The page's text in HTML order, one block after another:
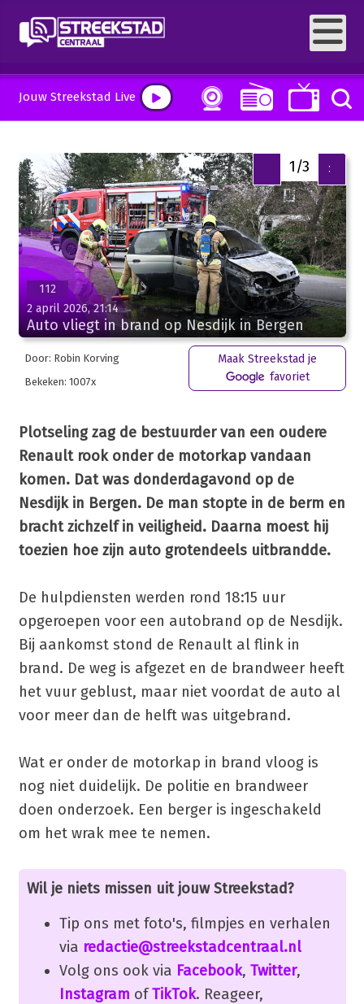
Jouw Streekstad Live
>
2/3
112
2 april 2026, 21:14
Auto vliegt in brand op Nesdijk in Bergen
Door: Robin Korving
Bekeken: 1007x
Maak Streekstad je
favoriet
Plotseling zag de bestuurder van een oudere
Renault rook onder de motorkap vandaan
komen. Dat was donderdagavond op de
Nesdijk in Bergen. De man stopte in de berm en
bracht zichzelf in veiligheid. Daarna moest hij
toezien hoe zijn auto grotendeels uitbrandde.
De hulpdiensten werden rond 18:15 uur
opgeroepen voor een autobrand op de Nesdijk.
Bij aankomst stond de Renault al flink in
brand. De weg is afgezet en de brandweer heeft
het vuur geblust, maar niet voordat de auto al
voor meer dan de helft was uitgebrand.
Wat er onder de motorkap in brand vloog is
nog niet duidelijk. De politie en brandweer
doen onderzoek. Een berger is ingeschakeld
om het wrak mee te nemen.
Wil je niets missen uit jouw Streekstad?
Tip ons met foto's, filmpjes en verhalen
via redactie@streekstadcentraal.nl
Volg ons ook via Facebook, Twitter,
Instagram ofTikTok. Reageer,